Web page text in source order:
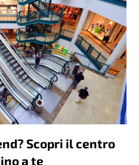
Scopri il centro
a te